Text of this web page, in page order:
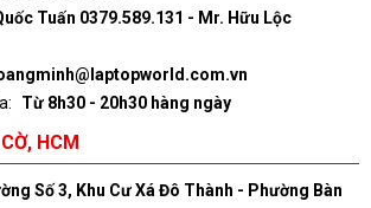
Tuấn 0379.589.131 - Mr. Hữu Lộc
Từ 8h30 - 20h30 hàng ngày
HCM
Số 3, Khu Cư Xá Đô Thành - Phường Bàn